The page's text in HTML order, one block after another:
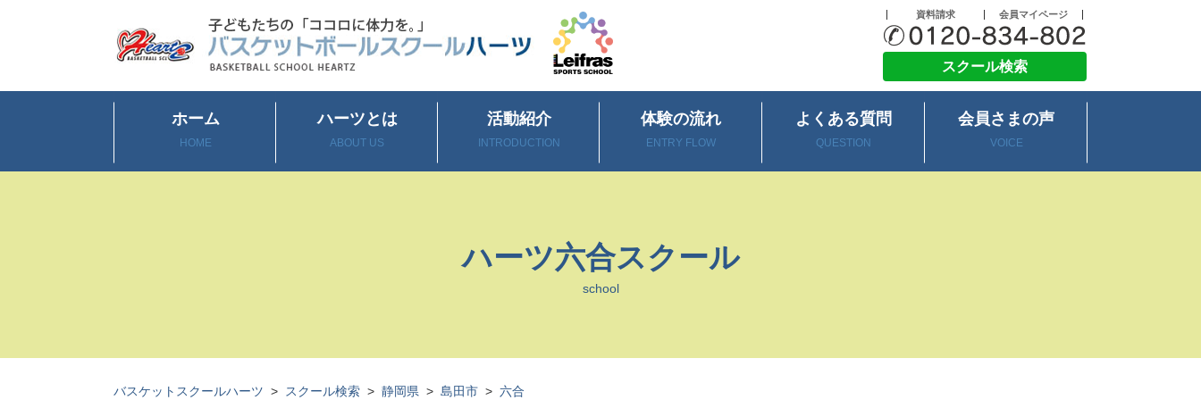
資料請求 会員マイページ
スクール検索
ホーム
HOME
ハーツとは
ABOUT US
活動紹介
INTRODUCTION
体験の流れ
ENTRY FLOW
よくある質問
QUESTION
会員さまの声
VOICE
ハーツ六合スクール
school
バスケットスクールハーツ > スクール検索 > 静岡県 > 島田市 > 六合